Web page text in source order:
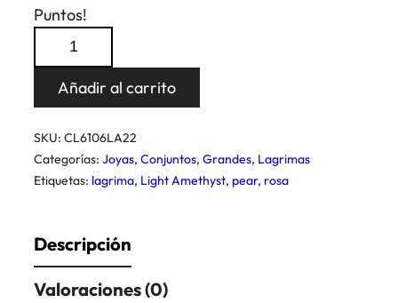
Puntos!
Conjunto
Lagrima
Light
Amethyst
cantidad
Añadir al carrito
SKU: CL6106LA22
Categorías: Joyas, Conjuntos, Grandes, Lagrimas
Etiquetas: lagrima, Light Amethyst, pear, rosa
Descripción
Valoraciones (0)